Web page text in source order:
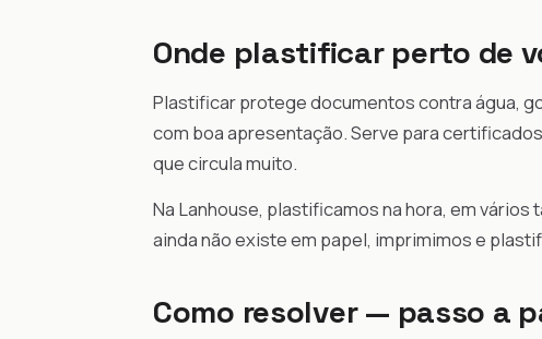
Onde plastificar perto de
Plastificar protege documentos contra água,
com boa apresentação. Serve para
que circula muito.
Na Lanhouse, plastificamos na hora, em
ainda não existe em papel, imprimimos e
Como resolver — passo a